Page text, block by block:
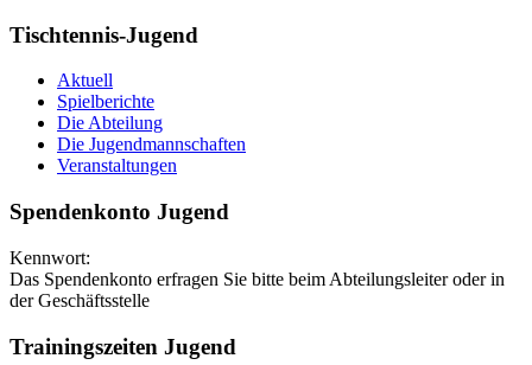
Tischtennis-Jugend
Aktuell
Spielberichte
Die Abteilung
Die Jugendmannschaften
Veranstaltungen
Spendenkonto Jugend
Kennwort:
Das Spendenkonto erfragen Sie bitte beim Abteilungsleiter oder in
der Geschäftsstelle
Trainingszeiten Jugend